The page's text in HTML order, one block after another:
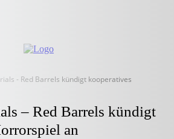
- Red Barrels kündigt kooperatives
– Red Barrels kündigt
an